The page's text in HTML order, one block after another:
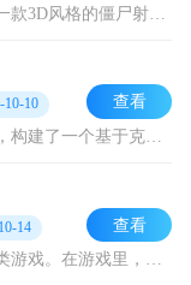
《僵尸启示录》手机版，这是一款3D风格的僵尸射击战斗游戏。在游戏里，玩家身处都市，得凭借自身努力求得生存，抵御一波又一波僵尸潮的侵袭。值得一提的是，僵尸的种类会
10-10
《我在诡秘搜物资》这款游戏，构建了一个基于克苏鲁神话的奇异世界。在这里，玩家能够体验到别具一格的肉鸽射击玩法。你将化身为特派员，于弥漫的迷雾里勇敢探索，寻觅神秘
查看
14
袭。持续升级武器装备，能大幅提升战斗力。使用道具可降低游戏难度，助力玩家一同展
查看